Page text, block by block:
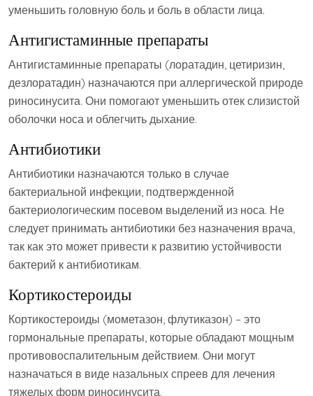
уменьшить головную боль и боль в области лица.
Антигистаминные препараты
Антигистаминные препараты (лоратадин‚ цетиризин‚
дезлоратадин) назначаются при аллергической природе
риносинусита. Они помогают уменьшить отек слизистой
оболочки носа и облегчить дыхание.
Антибиотики
Антибиотики назначаются только в случае
бактериальной инфекции‚ подтвержденной
бактериологическим посевом выделений из носа. Не
следует принимать антибиотики без назначения врача‚
так как это может привести к развитию устойчивости
бактерий к антибиотикам.
Кортикостероиды
Кортикостероиды (мометазон‚ флутиказон) – это
гормональные препараты‚ которые обладают мощным
противовоспалительным действием. Они могут
назначаться в виде назальных спреев для лечения
тяжелых форм риносинусита.